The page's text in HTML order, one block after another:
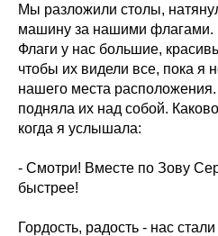
Мы разложили столы,
машину за нашими флагами.
Флаги у нас большие,
чтобы их видели все, пока я
нашего места
подняла их над собой.
когда я услышала:
- Смотри! Вместе по Зову
быстрее!
Гордость, радость - нас